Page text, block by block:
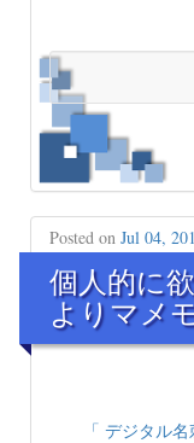
Posted on Jul 04,
個人的に
よりマメ
「 デジタル